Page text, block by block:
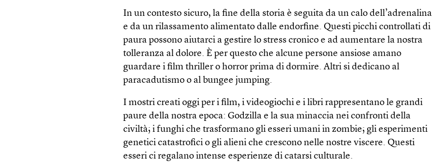
In un contesto sicuro, la fine della storia è seguita da un calo dell’adrenalina
e da un rilassamento alimentato dalle endorfine. Questi picchi controllati di
paura possono aiutarci a gestire lo stress cronico e ad aumentare la nostra
tolleranza al dolore. È per questo che alcune persone ansiose amano
guardare i film thriller o horror prima di dormire. Altri si dedicano al
paracadutismo o al bungee jumping.
I mostri creati oggi per i film, i videogiochi e i libri rappresentano le grandi
paure della nostra epoca: Godzilla e la sua minaccia nei confronti della
civiltà; i funghi che trasformano gli esseri umani in zombie; gli esperimenti
genetici catastrofici o gli alieni che crescono nelle nostre viscere. Questi
esseri ci regalano intense esperienze di catarsi culturale.